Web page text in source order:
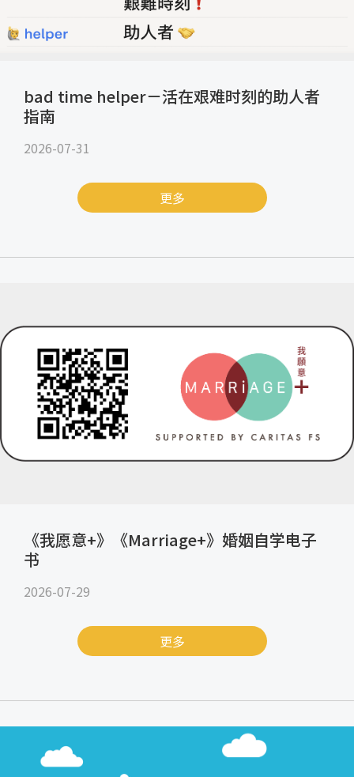
bad time helper－活在艰难时刻的助人者
指南
2026-07-31
更多
《我愿意+》《Marriage+》婚姻自学电子
书
2026-07-29
更多